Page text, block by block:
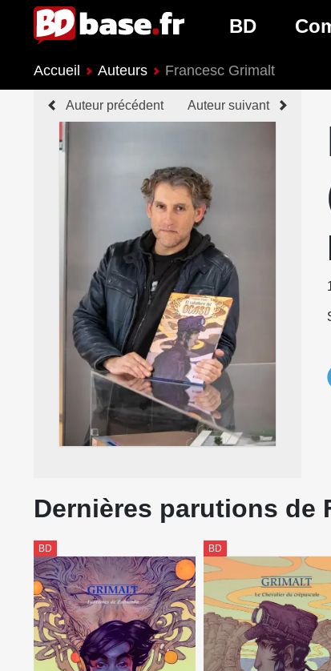
BD
Nouveautés BD
Prochaines
Accueil Auteurs Francesc Grimalt
Auteur précédent Auteur suivant
Dernières parutions de
BD BD